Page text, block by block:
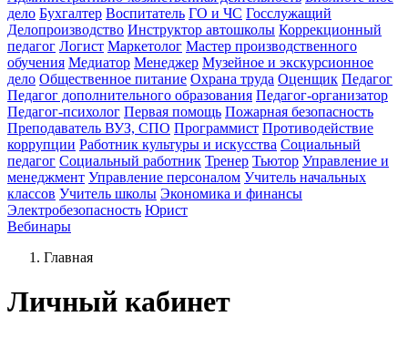
дело Бухгалтер Воспитатель ГО и ЧС Госслужащий
Делопроизводство Инструктор автошколы Коррекционный
педагог Логист Маркетолог Мастер производственного
обучения Медиатор Менеджер Музейное и экскурсионное
дело Общественное питание Охрана труда Оценщик Педагог
Педагог дополнительного образования Педагог-организатор
Педагог-психолог Первая помощь Пожарная безопасность
Преподаватель ВУЗ, СПО Программист Противодействие
коррупции Работник культуры и искусства Социальный
педагог Социальный работник Тренер Тьютор Управление и
менеджмент Управление персоналом Учитель начальных
классов Учитель школы Экономика и финансы
Электробезопасность Юрист
Вебинары
Главная
Личный кабинет